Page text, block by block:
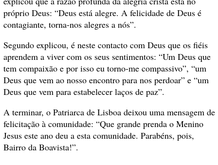
próprio Deus: “Deus está alegre. A felicidade de Deus é
contagiante, torna-nos alegres a nós”.
Segundo explicou, é neste contacto com Deus que os fiéis
aprendem a viver com os seus sentimentos: “Um Deus que
tem compaixão e por isso eu torno-me compassivo”, “um
Deus que vem ao nosso encontro para nos perdoar” e “um
Deus que vem para estabelecer laços de paz”.
A terminar, o Patriarca de Lisboa deixou uma mensagem de
felicitação à comunidade: “Que grande prenda o Menino
Jesus este ano deu a esta comunidade. Parabéns, pois,
Bairro da Boavista!”.